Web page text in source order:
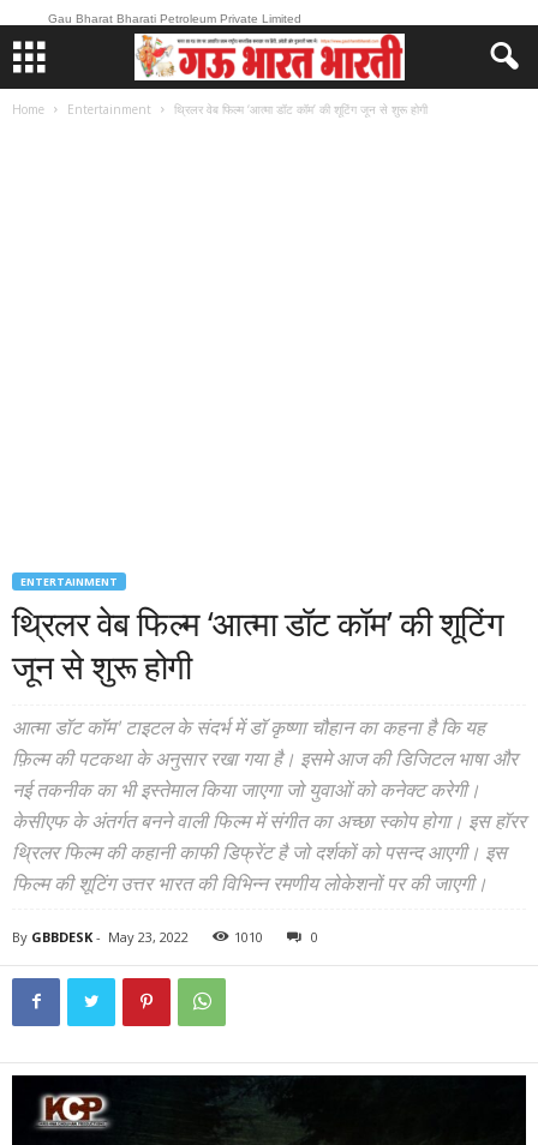
Gau Bharat Bharati Petroleum Private Limited
Home Entertainment थ्रिलर वेब फिल्म ‘आत्मा डॉट कॉम’ की शूटिंग जून से शुरू होगी
ENTERTAINMENT
थ्रिलर वेब फिल्म ‘आत्मा डॉट कॉम’ की शूटिंग
जून से शुरू होगी
आत्मा डॉट कॉम' टाइटल के संदर्भ में डॉ कृष्णा चौहान का कहना है कि यह
फ़िल्म की पटकथा के अनुसार रखा गया है। इसमे आज की डिजिटल भाषा और
नई तकनीक का भी इस्तेमाल किया जाएगा जो युवाओं को कनेक्ट करेगी।
केसीएफ के अंतर्गत बनने वाली फिल्म में संगीत का अच्छा स्कोप होगा। इस हॉरर
थ्रिलर फिल्म की कहानी काफी डिफ्रेंट है जो दर्शकों को पसन्द आएगी। इस
फिल्म की शूटिंग उत्तर भारत की विभिन्न रमणीय लोकेशनों पर की जाएगी।
By GBBDESK - May 23, 2022 1010 0